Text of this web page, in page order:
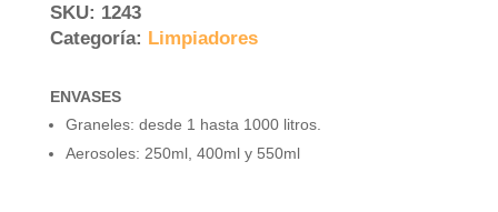
SKU: 1243
Categoría: Limpiadores
ENVASES
Graneles: desde 1 hasta 1000 litros.
Aerosoles: 250ml, 400ml y 550ml